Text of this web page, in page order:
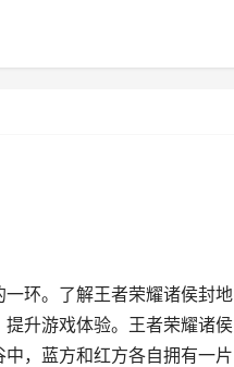
环。了解王者荣耀诸侯封地
升游戏体验。王者荣耀诸侯
，蓝方和红方各自拥有一片